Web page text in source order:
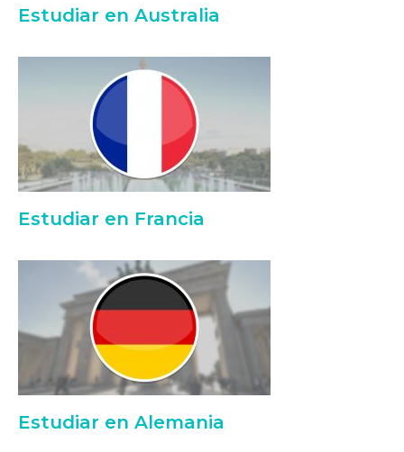
Estudiar en Australia
Estudiar en Francia
Estudiar en Alemania